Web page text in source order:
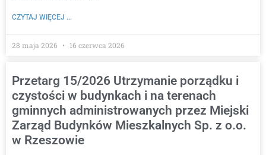
CZYTAJ WIĘCEJ ...
28 maja 2026 16 czerwca 2026
Przetarg 15/2026 Utrzymanie porządku i
czystości w budynkach i na terenach
gminnych administrowanych przez Miejski
Zarząd Budynków Mieszkalnych Sp. z o.o.
w Rzeszowie